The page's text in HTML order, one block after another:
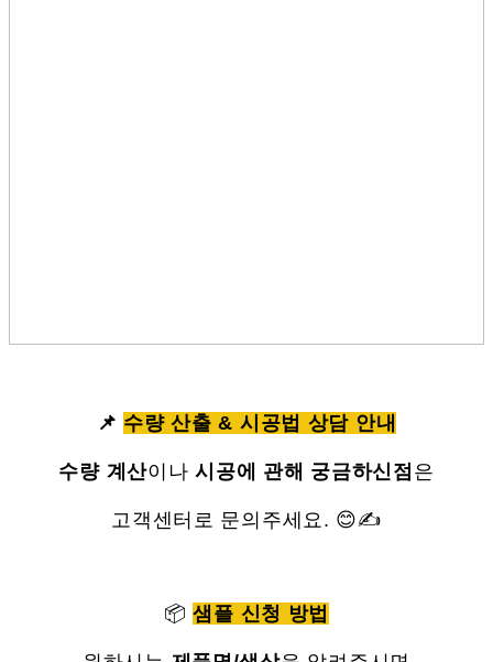
📌 수량 산출 & 시공법 상담 안내
수량 계산이나시공에 관해 궁금하신점 은
고객센터로 문의주세요. 😊✍
📦샘플 신청 방법